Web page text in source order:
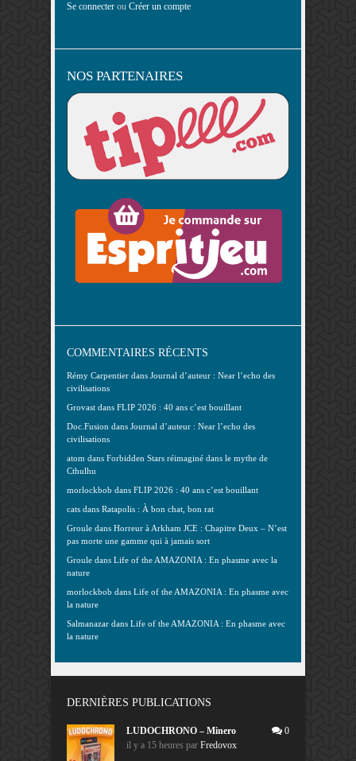
Se connecter ou Créer un compte
NOS PARTENAIRES
COMMENTAIRES RÉCENTS
Rémy Carpentier dans Journal d’auteur : Near l’echo des
civilisations
Grovast dans FLIP 2026 : 40 ans c’est bouillant
Doc.Fusion dans Journal d’auteur : Near l’echo des
civilisations
atom dans Forbidden Stars réimaginé dans le mythe de
Cthulhu
morlockbob dans FLIP 2026 : 40 ans c’est bouillant
cats dans Ratapolis : À bon chat, bon rat
Groule dans Horreur à Arkham JCE : Chapitre Deux – N’est
pas morte une gamme qui à jamais sort
Groule dans Life of the AMAZONIA : En phasme avec la
nature
morlockbob dans Life of the AMAZONIA : En phasme avec
la nature
Salmanazar dans Life of the AMAZONIA : En phasme avec
la nature
DERNIÈRES PUBLICATIONS
LUDOCHRONO – Minero
il y a 15 heures par Fredovox
0